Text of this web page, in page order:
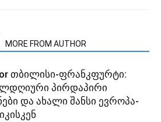
MORE FROM AUTHOR
თბილისი-ფრანკფურტი:
პირდაპირი
და ახალი შანსი ევროპა-